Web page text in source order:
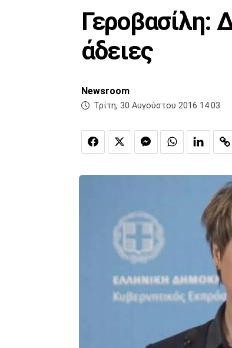
Γεροβασίλη:
άδειες
Newsroom
Τρίτη, 30 Αυγούστου 2016 14:03